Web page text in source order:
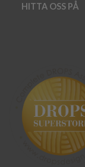
HITTA OSS PÅ